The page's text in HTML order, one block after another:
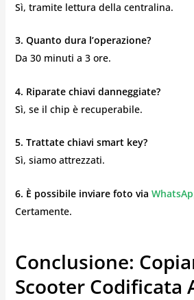
Sì, tramite lettura della centralina.
3. Quanto dura l’operazione?
Da 30 minuti a 3 ore.
4. Riparate chiavi danneggiate?
Sì, se il chip è recuperabile.
5. Trattate chiavi smart key?
Sì, siamo attrezzati.
6. È possibile inviare foto via
Certamente.
Conclusione:
Scooter Codificata